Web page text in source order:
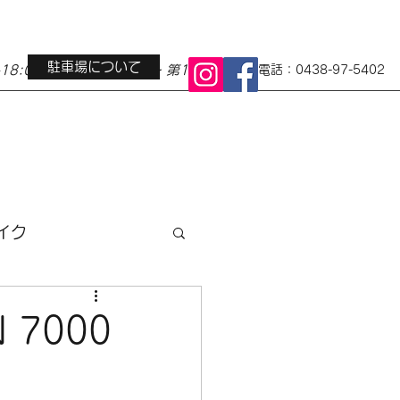
定休日 水曜日・第1第3火曜日 電話：0438-97-5402
駐車場について
ク
地域イベント
7000